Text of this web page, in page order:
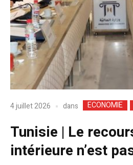
4 juillet 2026 dans ECONOMIE
Tunisie | Le
intérieure n’est